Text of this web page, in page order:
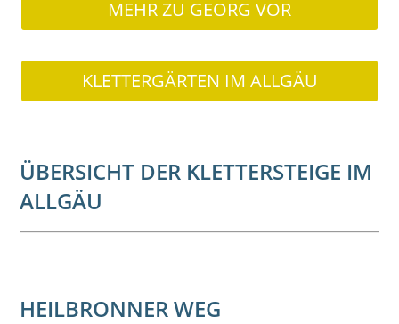
MEHR ZU GEORG VOR
KLETTERGÄRTEN IM ALLGÄU
ÜBERSICHT DER KLETTERSTEIGE IM
ALLGÄU
HEILBRONNER WEG